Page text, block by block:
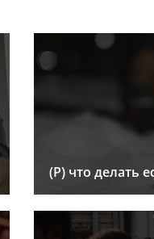
(Р) что делать